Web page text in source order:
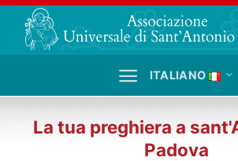
Salta
contenuti
ITALIANO
La tua preghiera a
Padova